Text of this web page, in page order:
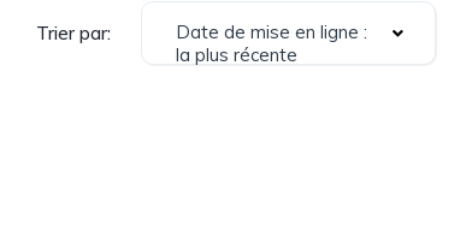
Trier par:
Date de mise en ligne :
la plus récente